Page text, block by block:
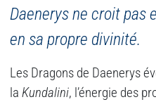
Daenerys ne croit pas
en sa propre divinité.
Les Dragons de Daenerys
la Kundalini, l’énergie des